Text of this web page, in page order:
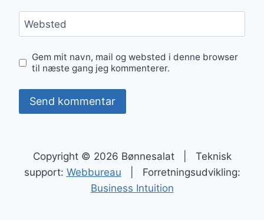
Websted
Gem mit navn, mail og websted i denne browser
til næste gang jeg kommenterer.
Copyright © 2026 Bønnesalat | Teknisk
support: Webbureau | Forretningsudvikling:
Business Intuition